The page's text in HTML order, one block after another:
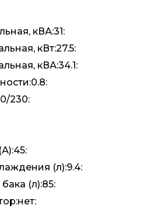
кВА:31:
кВт:27.5:
кВА:34.1:
230:
(л):9.4:
(л):85: